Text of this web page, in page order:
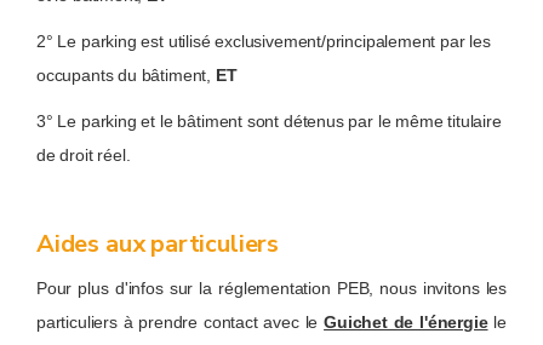
2° Le parking est utilisé exclusivement/principalement par les
occupants du bâtiment, ET
3° Le parking et le bâtiment sont détenus par le même titulaire
de droit réel.
Aides aux particuliers
Pour plus d'infos sur la réglementation PEB, nous invitons les
particuliers à prendre contact avec leGuichet de l'énergiele